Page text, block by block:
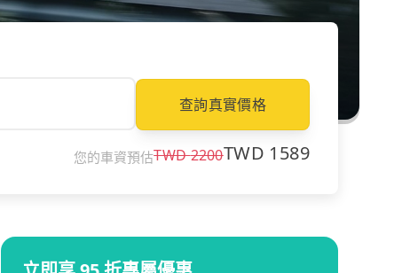
查詢真實價格
您的車資預估TWD2200TWD 1589